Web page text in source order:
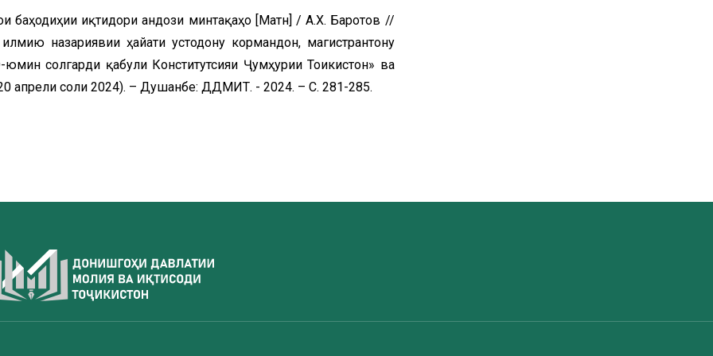
баҳодиҳии иқтидори андози минтақаҳо [Матн] / А.Х. Баротов //
назариявии ҳайати устодону кормандон, магистрантону
солгарди қабули Конститутсияи Ҷумҳурии Тоҷикистон» ва
апрели соли 2024). – Душанбе: ДДМИТ. - 2024. – С. 281-285.